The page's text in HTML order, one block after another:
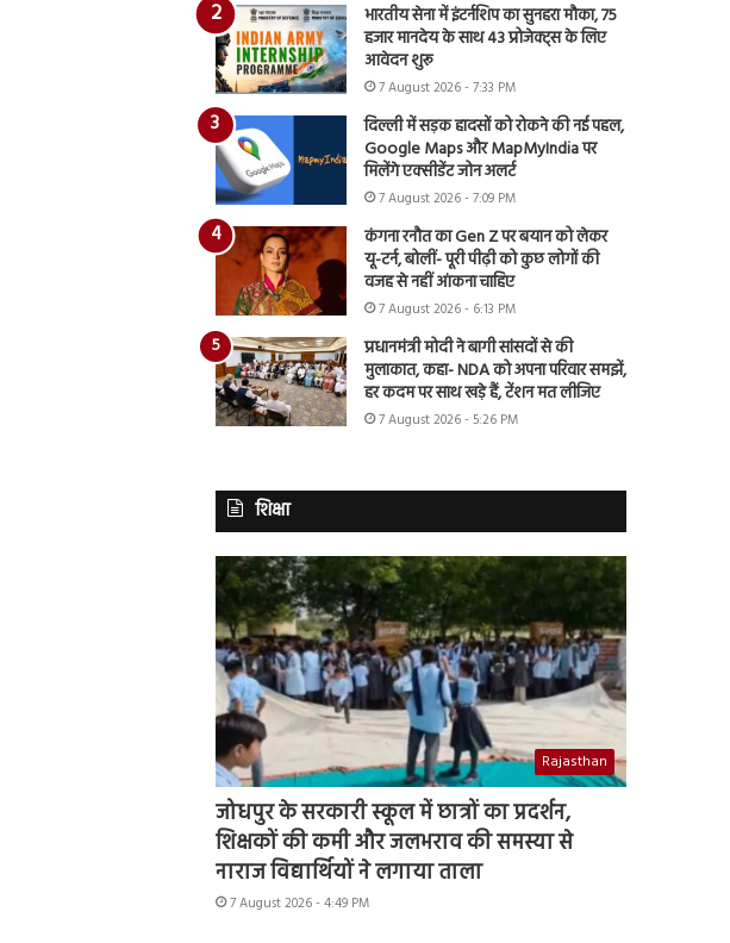
भारतीय सेना में इंटर्नशिप का सुनहरा मौका, 75
हजार मानदेय के साथ 43 प्रोजेक्ट्स के लिए
आवेदन शुरू
7 August 2026 - 7:33 PM
दिल्ली में सड़क हादसों को रोकने की नई पहल,
Google Maps और MapMyIndia पर
मिलेंगे एक्सीडेंट जोन अलर्ट
7 August 2026 - 7:09 PM
कंगना रनौत का Gen Z पर बयान को लेकर
यू-टर्न, बोलीं- पूरी पीढ़ी को कुछ लोगों की
वजह से नहीं आंकना चाहिए
7 August 2026 - 6:13 PM
प्रधानमंत्री मोदी ने बागी सांसदों से की
मुलाकात, कहा- NDA को अपना परिवार समझें,
हर कदम पर साथ खड़े हैं, टेंशन मत लीजिए
7 August 2026 - 5:26 PM
शिक्षा
Rajasthan
जोधपुर के सरकारी स्कूल में छात्रों का प्रदर्शन,
शिक्षकों की कमी और जलभराव की समस्या से
नाराज विद्यार्थियों ने लगाया ताला
7 August 2026 - 4:49 PM